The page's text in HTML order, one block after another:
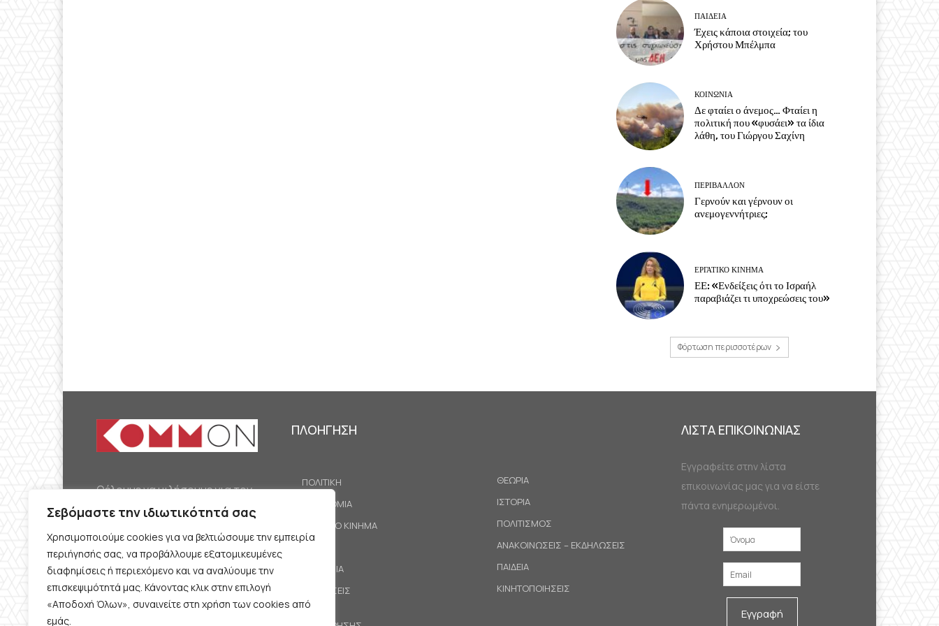
Σεβόμαστε την ιδιωτικότητά σας
Χρησιμοποιούμε cookies για να βελτιώσουμε την εμπειρία
περιήγησής σας, να προβάλλουμε εξατομικευμένες
διαφημίσεις ή περιεχόμενο και να αναλύουμε την
επισκεψιμότητά μας. Κάνοντας κλικ στην επιλογή
«Αποδοχή Όλων», συναινείτε στη χρήση των cookies από
εμάς.
ΠΑΙΔΕΙΑ
Έχεις κάποια στοιχεία; του
Χρήστου Μπέλμπα
ΚΟΙΝΩΝΙΑ
Δε φταίει ο άνεμος… Φταίει η
πολιτική που «φυσάει» τα ίδια
λάθη, του Γιώργου Σαχίνη
ΠΕΡΙΒΆΛΛΟΝ
Γερνούν και γέρνουν οι
ανεμογεννήτριες;
ΕΡΓΑΤΙΚΟ ΚΙΝΗΜΑ
ΕΕ: «Ενδείξεις ότι το Ισραήλ
παραβιάζει τι υποχρεώσεις του»
Φόρτωση περισσοτέρων
Θέλουμε να μιλήσουμε για τον
κομμουνισμό της εποχής μας,
την αναγκαία αλλά όχι
δεδομένη προοπτική.
Θέλουμε να μιλήσουμε
ταυτόχρονα για την
καθημερινή επιβίωση και τον
ΠΛΟΗΓΗΣΗ
ΠΟΛΙΤΙΚΗ
ΟΙΚΟΝΟΜΙΑ
ΕΡΓΑΤΙΚΟ ΚΙΝΗΜΑ
ΚΟΙΝΩΝΙΑ
ΠΡΟΤΑΣΕΙΣ
ΘΕΩΡΙΑ
ΙΣΤΟΡΙΑ
ΠΟΛΙΤΙΣΜΟΣ
ΑΝΑΚΟΙΝΩΣΕΙΣ – ΕΚΔΗΛΩΣΕΙΣ
ΠΑΙΔΕΙΑ
ΚΙΝΗΤΟΠΟΙΗΣΕΙΣ
ΛΙΣΤΑ ΕΠΙΚΟΙΝΩΝΙΑΣ
Εγγραφείτε στην λίστα
επικοινωνίας μας για να είστε
πάντα ενημερωμένοι.
Εγγραφή